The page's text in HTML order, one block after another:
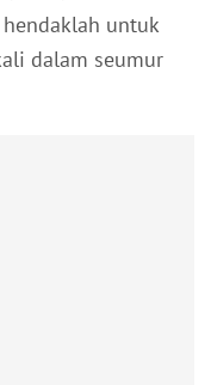
hendaklah untuk
dalam seumur